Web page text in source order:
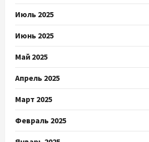
Июль 2025
Июнь 2025
Май 2025
Апрель 2025
Март 2025
Февраль 2025